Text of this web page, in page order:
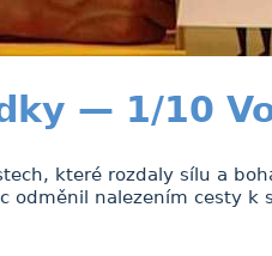
— 1/10
které rozdaly sílu a
odměnil nalezením cesty k